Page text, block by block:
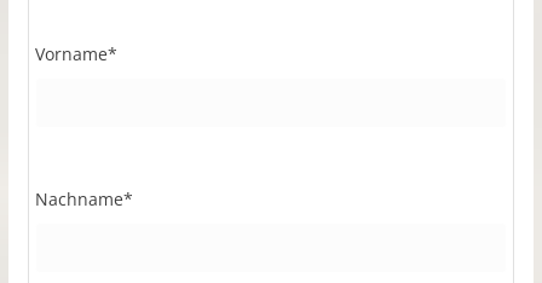
Vorname*
Nachname*